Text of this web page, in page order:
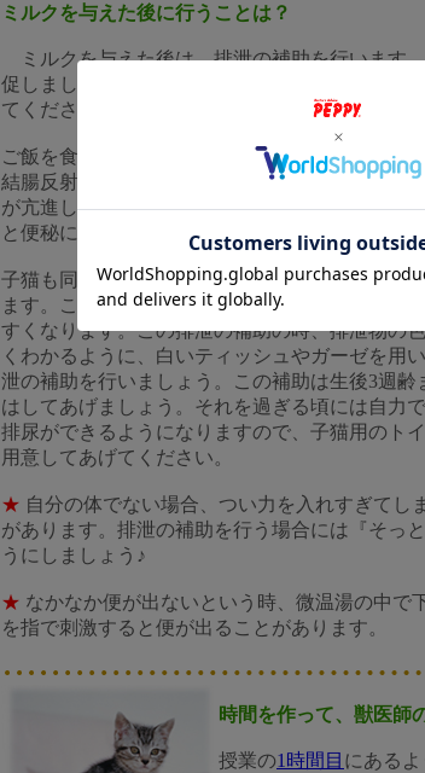
ミルクを与えた後に行うことは？
ミルクを与えた後は、排泄の補助を行います
促しましたが、与えた後は排便を促すために肛
てください。
ご飯を食べた後に私たち人間は便意を催すこと
結腸反射」というものが係わっていて、胃内に
が亢進し排便が促されることによります。（こ
と便秘になりやすくなるのですが…）
子猫も同様でミルクが胃内に入ると、結腸が動
ます。これにあわせて、肛門部を刺激すると便が
すくなります。この排泄の補助の時、排泄物の
くわかるように、白いティッシュやガーゼを用
泄の補助を行いましょう。この補助は生後3週齢
はしてあげましょう。それを過ぎる頃には自力
排尿ができるようになりますので、子猫用のト
用意してあげてください。
★ 自分の体でない場合、つい力を入れすぎてし
があります。排泄の補助を行う場合には『そっ
うにしましょう♪
★ なかなか便が出ないという時、微温湯の中で
を指で刺激すると便が出ることがあります。
時間を作って、獣医師
授業の1時間目 にある